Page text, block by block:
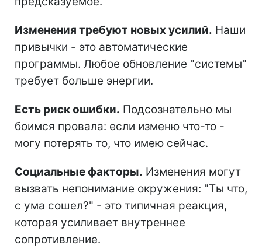
Изменения требуют новых усилий. Наши
привычки - это автоматические
программы. Любое обновление "системы"
требует больше энергии.
Есть риск ошибки. Подсознательно мы
боимся провала: если изменю что-то -
могу потерять то, что имею сейчас.
Социальные факторы. Изменения могут
вызвать непонимание окружения: "Ты что,
с ума сошел?" - это типичная реакция,
которая усиливает внутреннее
сопротивление.